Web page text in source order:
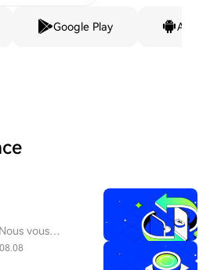
Google Play
vous
Corp.